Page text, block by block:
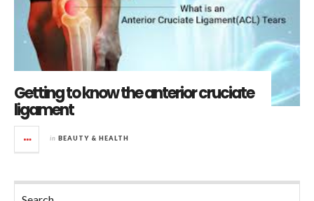
Getting to know the anterior cruciate
ligament
in BEAUTY & HEALTH